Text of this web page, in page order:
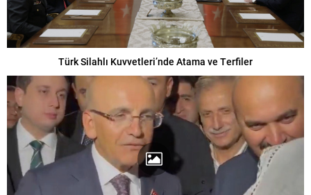
Türk Silahlı Kuvvetleri’nde Atama ve Terfiler